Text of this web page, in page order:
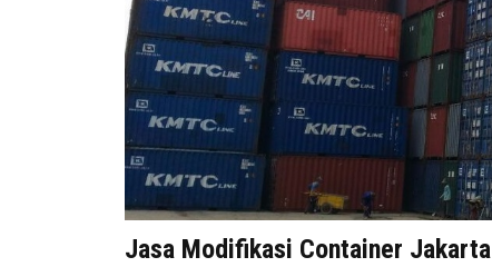
Jasa Modifikasi Container Jakarta